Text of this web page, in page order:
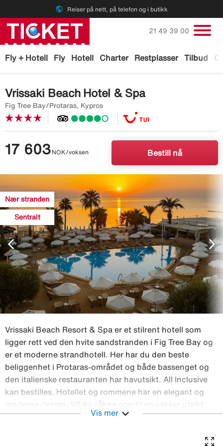
public Reiser på nett, på telefon og i butikk
Fly + Hotell Fly Hotell Charter Restplasser Tilbud
Ring oss på
21 49 39 00
Vrissaki Beach Hotel & Spa
Fig Tree Bay/Protaras, Kypros
17 603 NOK/voksen Bestill nå
Nær stranden
Sentralt
description
missing
chevron_left chevron_right
Vrissaki Beach Resort & Spa er et stilrent hotell som
ligger rett ved den hvite sandstranden i Fig Tree Bay og
er et moderne strandhotell. Her har du den beste
beliggenhet i Protaras-området og både bassenget og
den italienske restauranten har havutsikt. All Inclusive
kan bestilles. Hotellet og rommene har en elegant og
moderne design. Vil du våkne opp til en vakker utsikt
over havet kan du bestille rom med havutsikt eller et
balkongen. Avkobling ved bassenget På Vrissaki Beach
Vis mer expand_more